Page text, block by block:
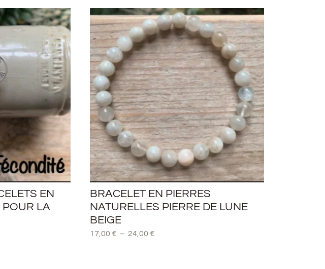
EN
POUR LA
BRACELET EN PIERRES
NATURELLES PIERRE DE LUNE
BEIGE
17,00 € – 24,00 €
Plage
de
prix :
17,00 €
à
24,00 €